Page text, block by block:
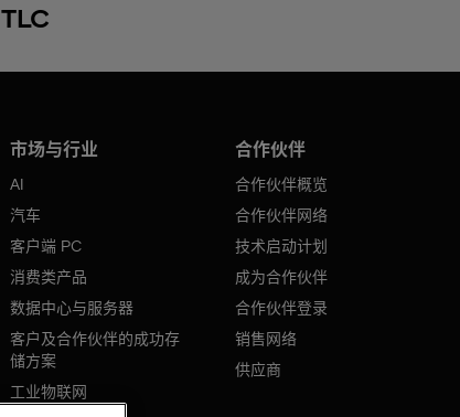
TLC
市场与行业
AI
汽车
客户端 PC
消费类产品
数据中心与服务器
客户及合作伙伴的成功存
储方案
工业物联网
合作伙伴
合作伙伴概览
合作伙伴网络
技术启动计划
成为合作伙伴
合作伙伴登录
销售网络
供应商